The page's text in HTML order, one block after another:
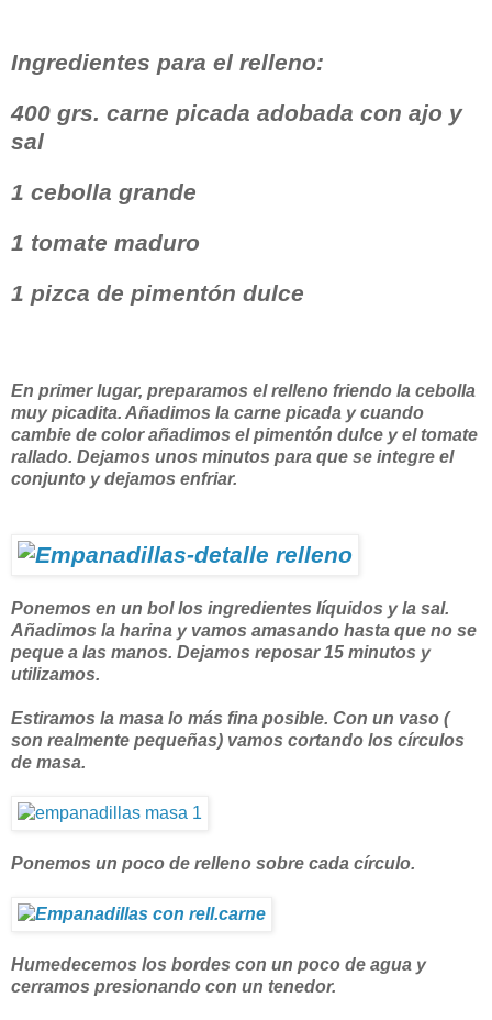
Ingredientes para el relleno:
400 grs. carne picada adobada con ajo y
sal
1 cebolla grande
1 tomate maduro
1 pizca de pimentón dulce
En primer lugar, preparamos el relleno friendo la cebolla
muy picadita. Añadimos la carne picada y cuando
cambie de color añadimos el pimentón dulce y el tomate
rallado. Dejamos unos minutos para que se integre el
conjunto y dejamos enfriar.
Ponemos en un bol los ingredientes líquidos y la sal.
Añadimos la harina y vamos amasando hasta que no se
peque a las manos. Dejamos reposar 15 minutos y
utilizamos.
Estiramos la masa lo más fina posible. Con un vaso (
son realmente pequeñas) vamos cortando los círculos
de masa.
Ponemos un poco de relleno sobre cada círculo.
Humedecemos los bordes con un poco de agua y
cerramos presionando con un tenedor.